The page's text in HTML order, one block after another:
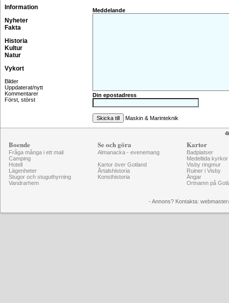
Information
Nyheter
Fakta
Historia
Kultur
Natur
Vykort
Bilder
Uppdaterat/nytt
Kommentarer
Först, störst
Meddelande
Din epostadress
Maskin & Marinteknik
Boende
Fråga många i ett mail
Camping
Hotell
Lägenheter
Stugor och stuguthyrning
Vandrarhem
Se och göra
Almanacka - evenemang
Kartor över Gotland
Årtalshistoria
Konsthistoria
Kartor
Badplatser
Medeltida kyrkor
Visby ringmur
Ruiner i Visby
Ängar
Ortnamn på
- Annons? Kontakta: